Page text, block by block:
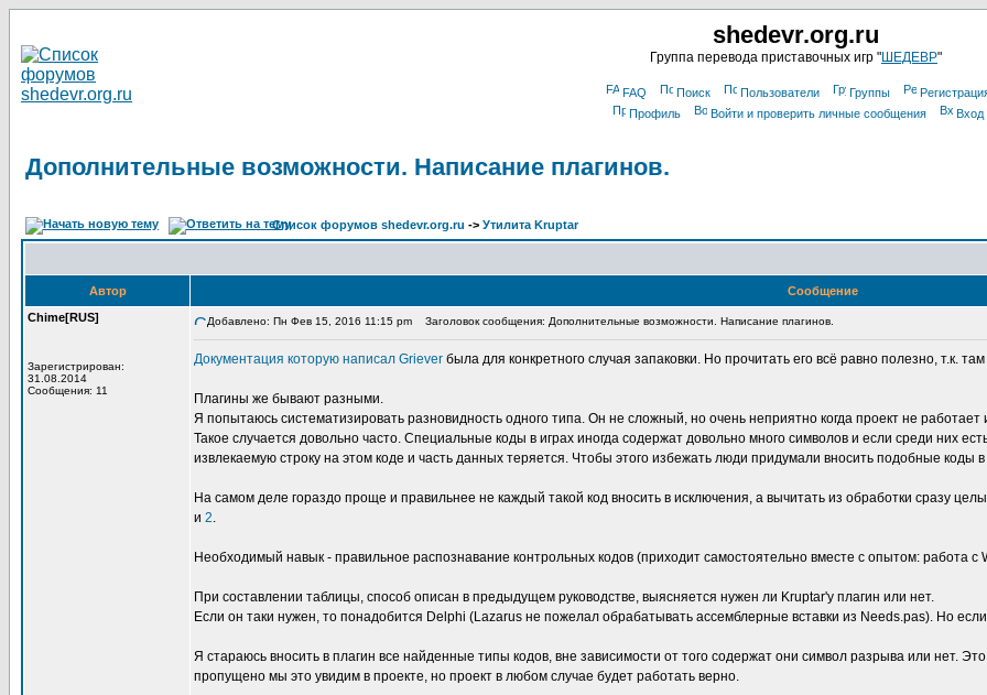
shedevr.org.ru
Группа перевода приставочных игр "ШЕДЕВР"
FAQ Поиск Пользователи Группы
Профиль
Войти и проверить личные сообщения Вход
Дополнительные возможности. Написание плагинов.
Список форумов shedevr.org.ru -> Утилита Kruptar
Автор
Сообщение
Chime[RUS]
Зарегистрирован:
31.08.2014
Сообщения: 11
Добавлено: Пн Фев 15, 2016 11:15 pm Заголовок сообщения: Дополнительные возможности. Написание плагинов.
Документация которую написал Griever была для конкретного случая запаковки. Но прочитать его всё равно полезно, т.к.
Плагины же бывают разными.
Я попытаюсь систематизировать разновидность одного типа. Он не сложный, но очень неприятно когда проект не
Такое случается довольно часто. Специальные коды в играх иногда содержат довольно много символов и если среди них
извлекаемую строку на этом коде и часть данных теряется. Чтобы этого избежать люди придумали вносить подобные коды
На самом деле гораздо проще и правильнее не каждый такой код вносить в исключения, а вычитать из обработки сразу
и 2.
Необходимый навык - правильное распознавание контрольных кодов (приходит самостоятельно вместе с опытом: работа
При составлении таблицы, способ описан в предыдущем руководстве, выясняется нужен ли Kruptar'у плагин или нет.
Если он таки нужен, то понадобится Delphi (Lazarus не пожелал обрабатывать ассемблерные вставки из Needs.pas). Но
Я стараюсь вносить в плагин все найденные типы кодов, вне зависимости от того содержат они символ разрыва или нет.
пропущено мы это увидим в проекте, но проект в любом случае будет работать верно.